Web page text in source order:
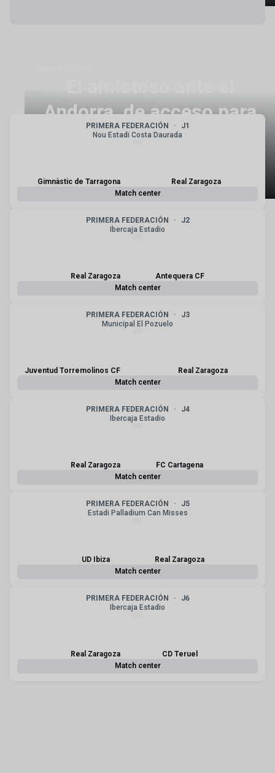
Andorra, de acceso para
los zaragocistas
PRIMERA FEDERACIÓN ·
J1
Nou Estadi Costa Daurada
Gimnàstic de Tarragona
Real Zaragoza
Match center
PRIMERA FEDERACIÓN ·
J2
Ibercaja Estadio
Real Zaragoza
Antequera CF
Match center
PRIMERA FEDERACIÓN ·
J3
Municipal El Pozuelo
Juventud Torremolinos CF
Real Zaragoza
Match center
PRIMERA FEDERACIÓN ·
J4
Ibercaja Estadio
Real Zaragoza
FC Cartagena
Match center
PRIMERA FEDERACIÓN ·
J5
Estadi Palladium Can Misses
UD Ibiza
Real Zaragoza
Match center
PRIMERA FEDERACIÓN ·
J6
Ibercaja Estadio
Real Zaragoza
CD Teruel
Match center